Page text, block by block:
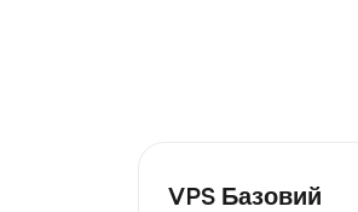
VPS Базовий